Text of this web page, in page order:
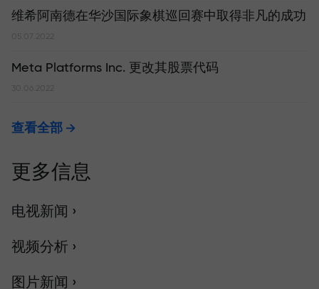
维希阿南德在华沙国际象棋巡回赛中取得非凡的成功
Meta Platforms Inc. 更改其股票代码
30.06.2022
查看全部
更多信息
电视新闻 ›
视频分析 ›
图片新闻 ›